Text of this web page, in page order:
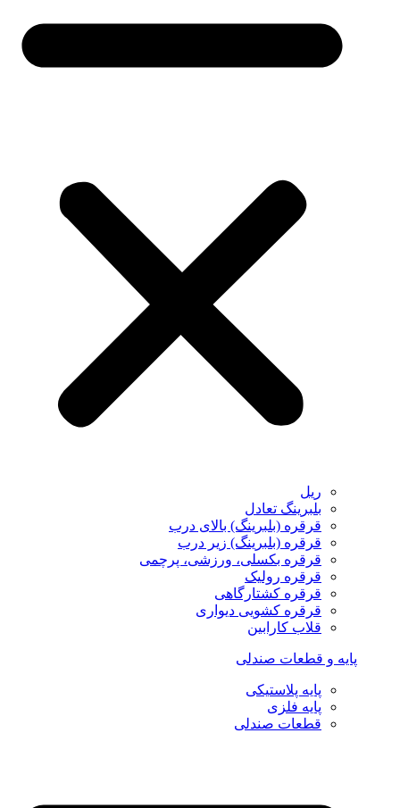
ریل
بلبرینگ تعادل
قرقره (بلبرینگ) بالای درب
قرقره (بلبرینگ) زیر درب
قرقره بکسلی، ورزشی، پرچمی
قرقره رولیک
قرقره کشتارگاهی
قرقره کشویی دیواری
قلاب کارابین
پایه و قطعات صندلی
پایه پلاستیکی
پایه فلزی
قطعات صندلی